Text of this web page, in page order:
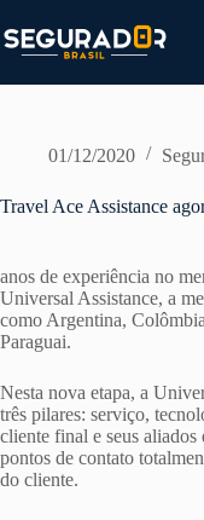
para
o
01/12/2020
Travel Ace Assistance
anos de experiência no
Universal Assistance, a
como Argentina,
Paraguai.
Nesta nova etapa, a
três pilares: serviço,
cliente final e seus aliados
pontos de contato
do cliente.